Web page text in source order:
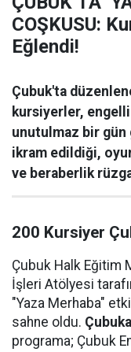
COŞKUSU:
Eğlendi!
Çubuk'ta
kursiyerler,
unutulmaz bir
ikram edildiği,
ve beraberlik
200 Kursiyer
Çubuk Halk Eğitim
İşleri Atölyesi
"Yaza Merhaba"
sahne oldu.
programa; Çubuk